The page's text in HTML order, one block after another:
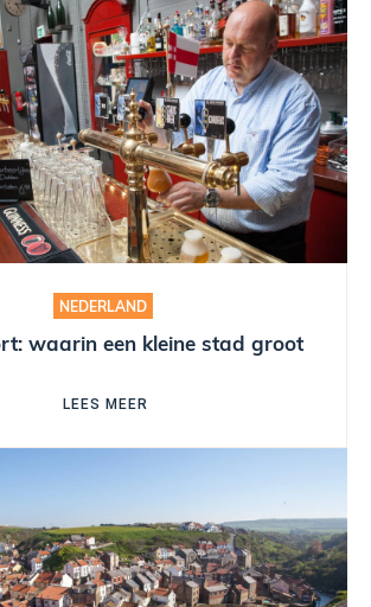
NEDERLAND
waarin een kleine stad groot
LEES MEER